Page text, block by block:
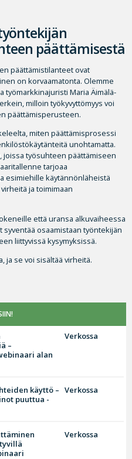
päättämisestä
päättämistilanteet ovat
on korvaamatonta. Olemme
työmarkkinajuristi Maria Äimälä-
milloin työkyvyttömyys voi
päättämisperusteen.
miten päättämisprosessi
unohtamatta.
joissa työsuhteen päättämiseen
tarjoaa
esimiehille käytännönläheistä
ja toimimaan
että uransa alkuvaiheessa
syventää osaamistaan työntekijän
liittyvissä kysymyksissä.
ja se voi sisältää virheitä.
–
alan
Verkossa
käyttö –
puuttua -
Verkossa
Verkossa